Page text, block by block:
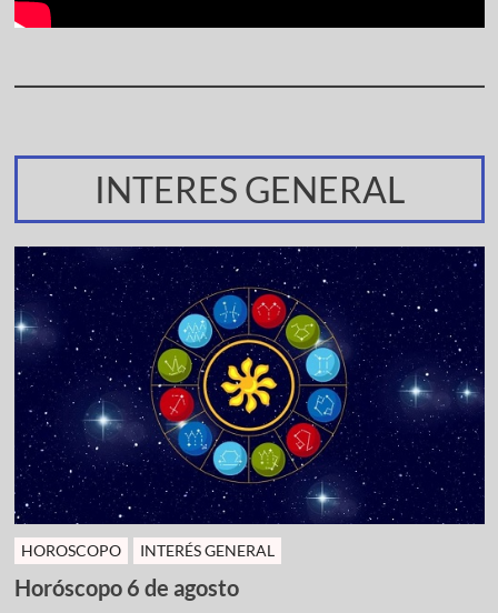
INTERES GENERAL
HOROSCOPO INTERÉS GENERAL
Horóscopo 6 de agosto